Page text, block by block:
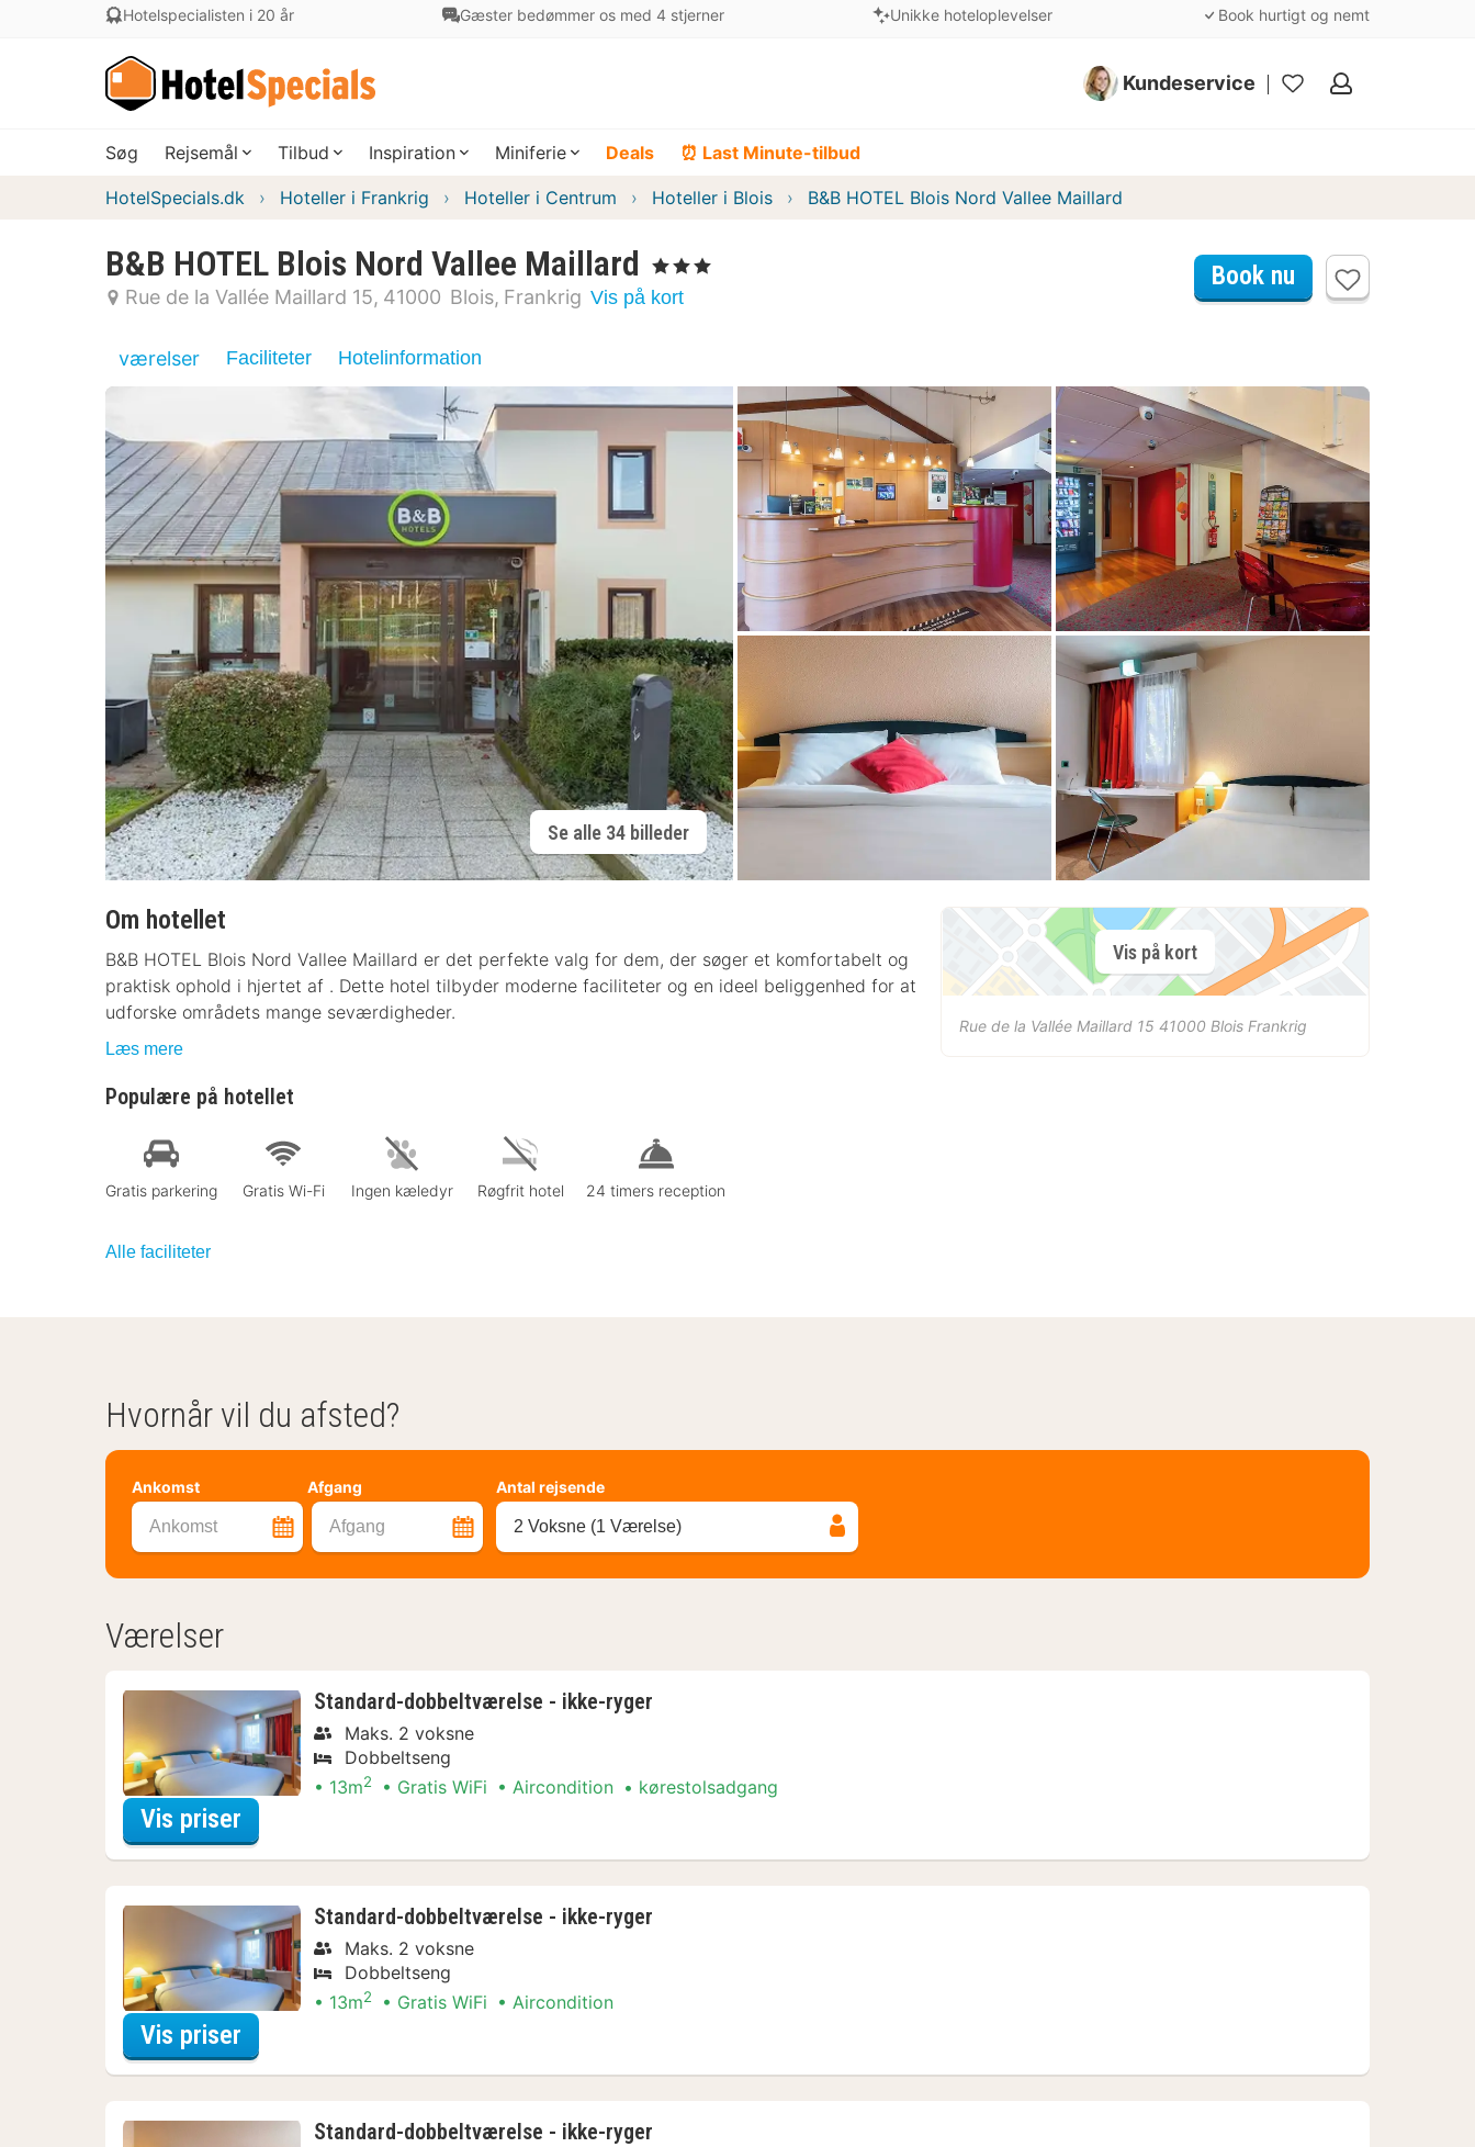
Hotelspecialisten i 20 år Gæster bedømmer os med 4 stjerner Unikke hoteloplevelser Book hurtigt og nemt
Kundeservice
Mine
Søg Rejsemål Tilbud Inspiration Miniferie Deals ⏰ Last Minute-tilbud
HotelSpecials.dk Hoteller i Frankrig Hoteller i Centrum Hoteller i Blois B&B HOTEL Blois Nord Vallee Maillard
B&B HOTEL Blois Nord Vallee Maillard , 3 Stjerner
Rue de la Vallée Maillard 15 41000 Blois Frankrig Vis på kort
Book nu
værelser Faciliteter Hotelinformation
Se alle 34 billeder
Om hotellet
B&B HOTEL Blois Nord Vallee Maillard er det perfekte valg for dem, der søger et komfortabelt og
praktisk ophold i hjertet af . Dette hotel tilbyder moderne faciliteter og en ideel beliggenhed for at
udforske områdets mange seværdigheder.
Læs mere
Populære på hotellet
Gratis parkering Gratis Wi-Fi Ingen kæledyr Røgfrit hotel 24 timers reception
Alle faciliteter
Vis på kort
Rue de la Vallée Maillard 15 41000 Blois Frankrig
Hvornår vil du afsted?
Ankomst Afgang
Ankomst Afgang
Antal rejsende
2 Voksne (1 Værelse)
Værelser
Standard-dobbeltværelse - ikke-ryger
Maks. 2 voksne
Dobbeltseng
13m2 Gratis WiFi Aircondition kørestolsadgang
Vis priser
Standard-dobbeltværelse - ikke-ryger
Maks. 2 voksne
Dobbeltseng
13m2 Gratis WiFi Aircondition
Vis priser
Standard-dobbeltværelse - ikke-ryger